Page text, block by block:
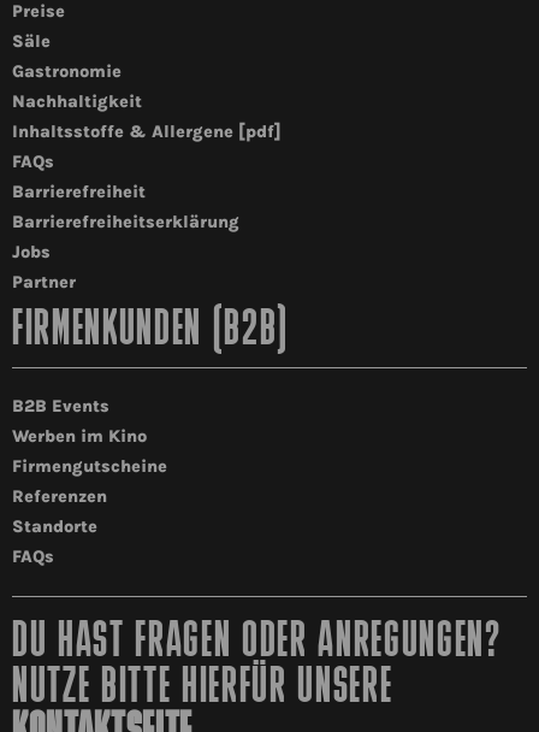
Preise
Säle
Gastronomie
Nachhaltigkeit
Inhaltsstoffe & Allergene [pdf]
FAQs
Barrierefreiheit
Barrierefreiheitserklärung
Jobs
Partner
FIRMENKUNDEN (B2B)
B2B Events
Werben im Kino
Firmengutscheine
Referenzen
Standorte
FAQs
DU HAST FRAGEN ODER ANREGUNGEN?
NUTZE BITTE HIERFÜR UNSERE